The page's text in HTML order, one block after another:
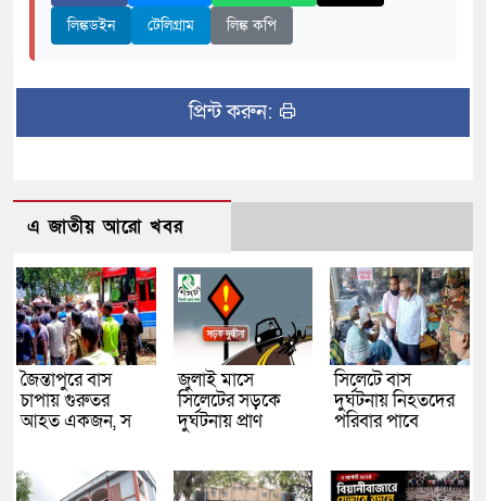
লিঙ্কডইন
টেলিগ্রাম লিঙ্ক কপি
প্রিন্ট করুন:
এ জাতীয় আরো খবর
জৈন্তাপুরে বাস
চাপায় গুরুতর
আহত একজন, স
জুলাই মাসে
সিলেটের সড়কে
দুর্ঘটনায় প্রাণ
সিলেটে বাস
দুর্ঘটনায় নিহতদের
পরিবার পাবে